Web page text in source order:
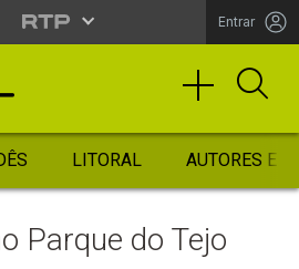
Entrar
LITORAL AUTORES
Parque do Tejo